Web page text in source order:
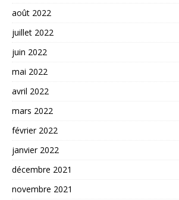
août 2022
juillet 2022
juin 2022
mai 2022
avril 2022
mars 2022
février 2022
janvier 2022
décembre 2021
novembre 2021